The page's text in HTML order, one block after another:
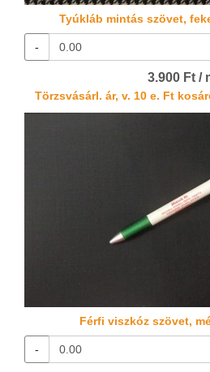
Tyúkláb mintás szövet,
-
3.900 Ft /
Törzsvásárl. ár, v. 10 e. Ft
Férfi viszkóz szövet,
-